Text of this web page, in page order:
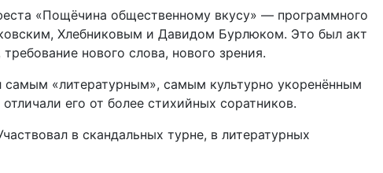
«Пощёчина общественному вкусу» — программного
Хлебниковым и Давидом Бурлюком. Это был акт
нового слова, нового зрения.
«литературным», самым культурно укоренённым
его от более стихийных соратников.
в скандальных турне, в литературных